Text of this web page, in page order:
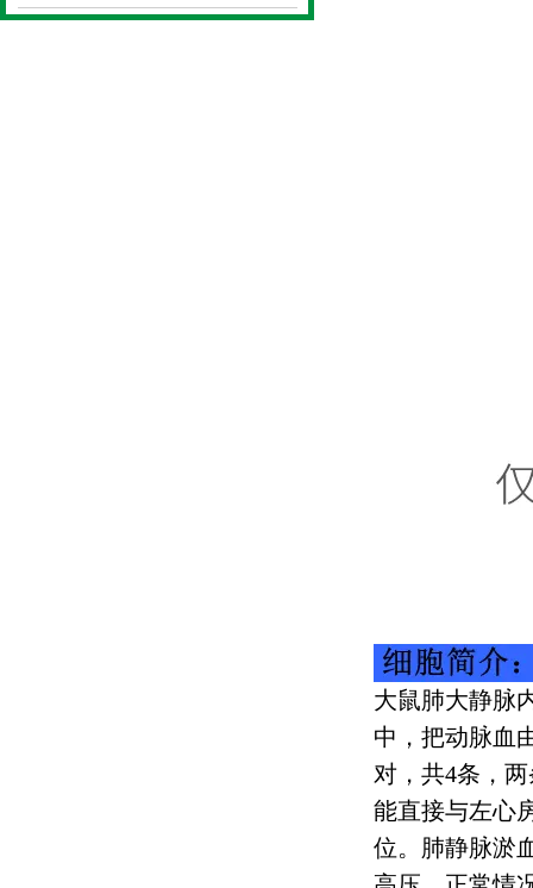
激研究精准检测工具
大鼠肺大静脉
中，把动脉血
对，共4条，
能直接与左心
位。肺静脉淤